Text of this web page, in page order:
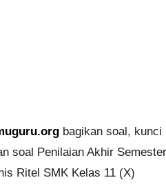
bagikan soal, kunci
soal Penilaian Akhir Semester
Ritel SMK Kelas 11 (X)